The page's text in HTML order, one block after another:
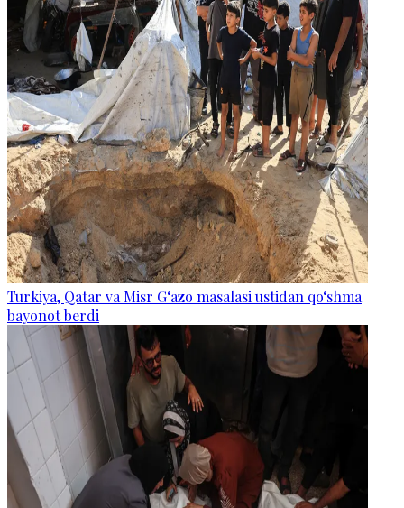
Turkiya, Qatar va Misr G‘azo masalasi ustidan qo‘shma
bayonot berdi